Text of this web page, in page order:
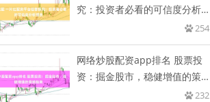
究：投资者必看的可信度分析报
254
网络炒股配资app排名 股票投
资：掘金股市，稳健增值的策略
232